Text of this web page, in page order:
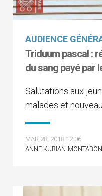
AUDIENCE
Triduum pascal :
du sang payé par
Salutations aux
malades et
MAR 28, 2018 12:06
ANNE KURIAN-